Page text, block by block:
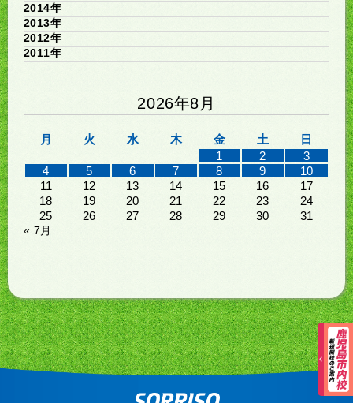
2014年
2013年
2012年
2011年
2026年8月
月 火 水 木 金 土
日
1
2
3
4
5 6 7 8 9
10
11
12 13 14 15 16
17
18
19 20 21 22 23
24
25
26 27 28 29 30 31
« 7月